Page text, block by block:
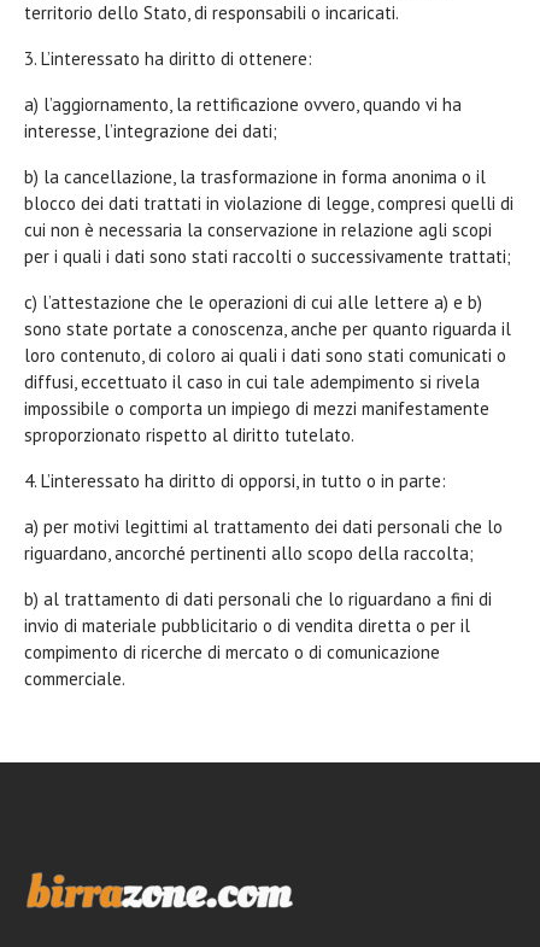
territorio dello Stato, di responsabili o incaricati.
3. L’interessato ha diritto di ottenere:
a) l’aggiornamento, la rettificazione ovvero, quando vi ha
interesse, l’integrazione dei dati;
b) la cancellazione, la trasformazione in forma anonima o il
blocco dei dati trattati in violazione di legge, compresi quelli di
cui non è necessaria la conservazione in relazione agli scopi
per i quali i dati sono stati raccolti o successivamente trattati;
c) l’attestazione che le operazioni di cui alle lettere a) e b)
sono state portate a conoscenza, anche per quanto riguarda il
loro contenuto, di coloro ai quali i dati sono stati comunicati o
diffusi, eccettuato il caso in cui tale adempimento si rivela
impossibile o comporta un impiego di mezzi manifestamente
sproporzionato rispetto al diritto tutelato.
4. L’interessato ha diritto di opporsi, in tutto o in parte:
a) per motivi legittimi al trattamento dei dati personali che lo
riguardano, ancorché pertinenti allo scopo della raccolta;
b) al trattamento di dati personali che lo riguardano a fini di
invio di materiale pubblicitario o di vendita diretta o per il
compimento di ricerche di mercato o di comunicazione
commerciale.